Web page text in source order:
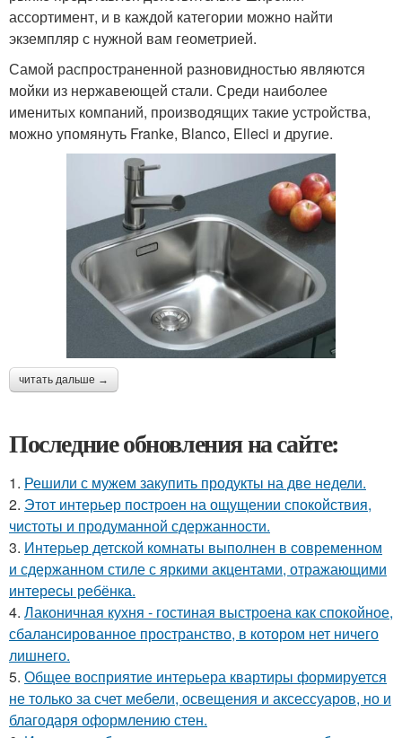
ассортимент, и в каждой категории можно найти
экземпляр с нужной вам геометрией.
Самой распространенной разновидностью являются
мойки из нержавеющей стали. Среди наиболее
именитых компаний, производящих такие устройства,
можно упомянуть Franke, Blanco, Elleci и другие.
читать дальше →
Последние обновления на сайте:
1. Решили с мужем закупить продукты на две недели.
2. Этот интерьер построен на ощущении спокойствия,
чистоты и продуманной сдержанности.
3. Интерьер детской комнаты выполнен в современном
и сдержанном стиле с яркими акцентами, отражающими
интересы ребёнка.
4. Лаконичная кухня - гостиная выстроена как спокойное,
сбалансированное пространство, в котором нет ничего
лишнего.
5. Общее восприятие интерьера квартиры формируется
не только за счет мебели, освещения и аксессуаров, но и
благодаря оформлению стен.